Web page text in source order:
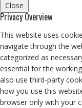
Close
Privacy Overview
This website uses
navigate through the
categorized as
essential for the
also use third-party
how you use this
browser only with your